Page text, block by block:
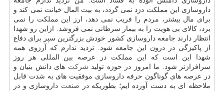
داروسازی این مملكت دزد نمی گردد، به بیت المال خیانت نمی كند و
برای مال بیشتر، مردم را فریب نمی دهد، ارز این مملكت را نمی
برد، كالای بی هویت را به بیمار سرطانی نمی فروشد. ازاین رو شهدا
انتظار دارند جامعه داروسازی كشور خودش بزرگترین سپر برای دفاع
از پاكیزگی در درون این جامعه شود. تردید ندارم كه آرزوی همه
شهدا این است كه این مملكت در عرصه بین المللی هر روز
سرافرازتر شود. ما امروز در حوزه تولید شركت های دانش بنیان و
در عرصه های گوناگون حرفه داروسازی موفقیت های به شدت قابل
ملاحظه ای به دست آورده ایم؛ بطوریكه در صنعت داروسازی و در